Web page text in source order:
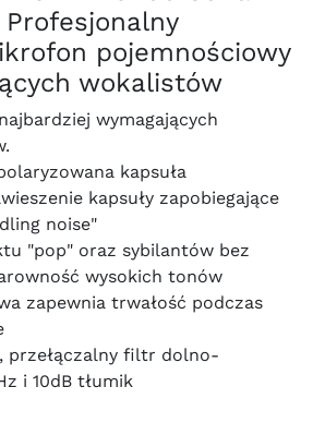
pojemnościowy
wokalistów
wymagających
kapsuła
kapsuły zapobiegające
noise"
"pop" oraz sybilantów bez
wysokich tonów
zapewnia trwałość podczas
przełączalny filtr dolno-
i 10dB tłumik